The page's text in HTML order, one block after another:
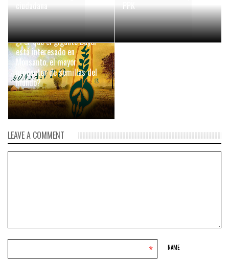
ciudadana
PPK
¿Por qué el gigante Bayer
está interesado en
Monsanto, el mayor
productor de semillas del
mundo?
LEAVE A COMMENT
NAME
*